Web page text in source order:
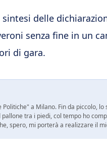
delle
senza fine in un
di gara.
a Milano. Fin da piccolo,
tra i piedi, col tempo ho
spero, mi porterà a realizzare il